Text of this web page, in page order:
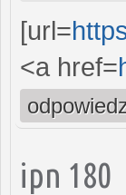
[url=
<a href=
ipn 180